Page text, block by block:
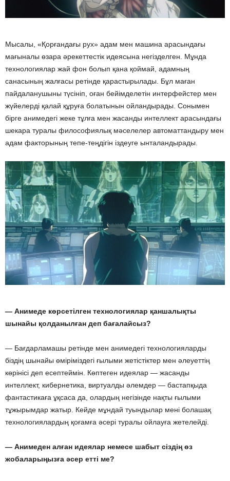
Мысалы, «Қорғандағы рух» адам мен машина арасындағы
мағыналы өзара әрекеттестік идеясына негізделген. Мұнда
технологиялар жай фон болып қана қоймай, адамның
санасының жалғасы ретінде қарастырылады. Бұл маған
пайдаланушыны түсініп, оған бейімделетін интерфейстер мен
жүйелерді қалай құруға болатынын ойландырады. Сонымен
бірге анимедегі жеке тұлға мен жасанды интеллект арасындағы
шекара туралы философиялық мәселелер автоматтандыру мен
адам факторының тепе-теңдігін іздеуге ынталандырады.
— Анимеде көрсетілген технологиялар қаншалықты
шынайы қолданылған деп бағалайсыз?
— Бағдарламашы ретінде мен анимедегі технологияларды
біздің шынайы өміріміздегі ғылыми жетістіктер мен әлеуеттің
көрінісі деп есептеймін. Көптеген идеялар — жасанды
интеллект, кибернетика, виртуалды әлемдер — бастапқыда
фантастикаға ұқсаса да, олардың негізінде нақты ғылыми
тұжырымдар жатыр. Кейде мұндай туындылар мені болашақ
технологиялардың қоғамға әсері туралы ойлауға жетелейді.
— Анимеден алған идеялар немесе шабыт сіздің өз
жобаларыңызға әсер етті ме?